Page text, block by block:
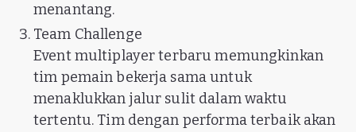
menantang.
Team Challenge
Event multiplayer terbaru memungkinkan
tim pemain bekerja sama untuk
menaklukkan jalur sulit dalam waktu
tertentu. Tim dengan performa terbaik akan